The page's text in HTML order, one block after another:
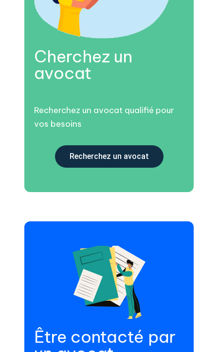
Cherchez un
avocat
Recherchez un avocat qualifié pour
vos besoins
Recherchez un avocat
Être contacté par